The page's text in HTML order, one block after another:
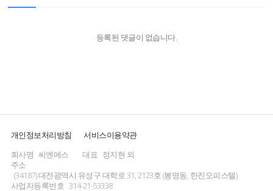
등록된 댓글이 없습니다.
개인정보처리방침
서비스이용약관
회사명 씨엔에스 대표 정지현 외
주소
(34187) 대전광역시 유성구 대학로 31, 2123호 (봉명동, 한진오피스텔)
사업자등록번호 314-21-53338